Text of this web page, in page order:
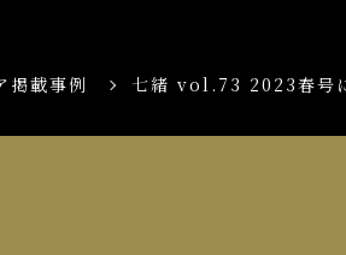
掲載事例 七緒 vol.73 2023春号